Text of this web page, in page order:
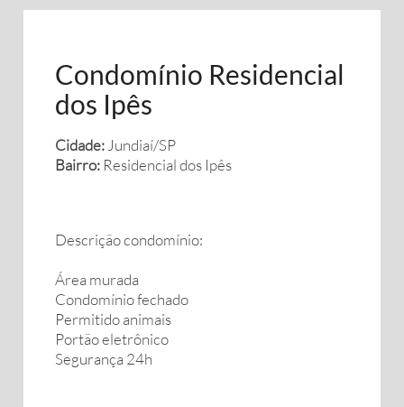
Condomínio Residencial
dos Ipês
Cidade: Jundiaí/SP
Bairro: Residencial dos Ipês
Descrição condomínio:
Área murada
Condomínio fechado
Permitido animais
Portão eletrônico
Segurança 24h